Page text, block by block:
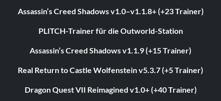
Assassin’s Creed Shadows v1.0–v1.1.8+ (+23 Trainer)
PLITCH-Trainer für die Outworld-Station
Assassin’s Creed Shadows v1.1.9 (+15 Trainer)
Real Return to Castle Wolfenstein v5.3.7 (+5 Trainer)
Dragon Quest VII Reimagined v1.0+ (+40 Trainer)